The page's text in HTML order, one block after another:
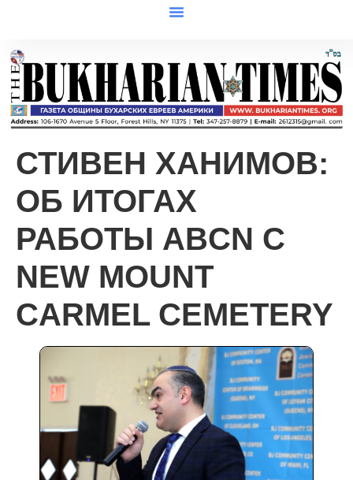
СТИВЕН ХАНИМОВ:
ОБ ИТОГАХ
РАБОТЫ ABCN С
NEW MOUNT
CARMEL CEMETERY